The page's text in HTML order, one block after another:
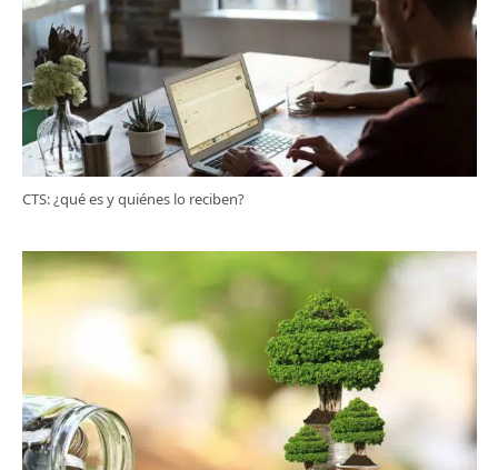
CTS: ¿qué es y quiénes lo reciben?